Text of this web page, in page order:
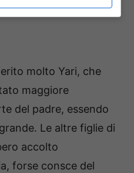
molto Yari, che
maggiore
del padre, essendo
Le altre figlie di
accolto
forse consce del